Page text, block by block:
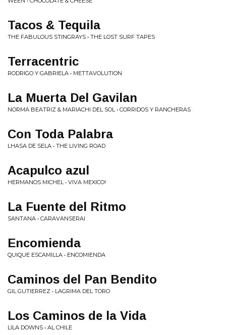
Tacos & Tequila
THE FABULOUS STINGRAYS • THE LOST SURF TAPES
Terracentric
RODRIGO Y GABRIELA • METTAVOLUTION
La Muerta Del Gavilan
NORMA BEATRIZ & MARIACHI DEL SOL • CORRIDOS Y RANCHERAS
Con Toda Palabra
LHASA DE SELA • THE LIVING ROAD
Acapulco azul
HERMANOS MICHEL • VIVA MEXICO!
La Fuente del Ritmo
SANTANA • CARAVANSERAI
Encomienda
QUIQUE ESCAMILLA • ENCOMIENDA
Caminos del Pan Bendito
GIL GUTIERREZ • LAGRIMA DEL TORO
Los Caminos de la Vida
LILA DOWNS • AL CHILE